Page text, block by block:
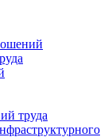
труда